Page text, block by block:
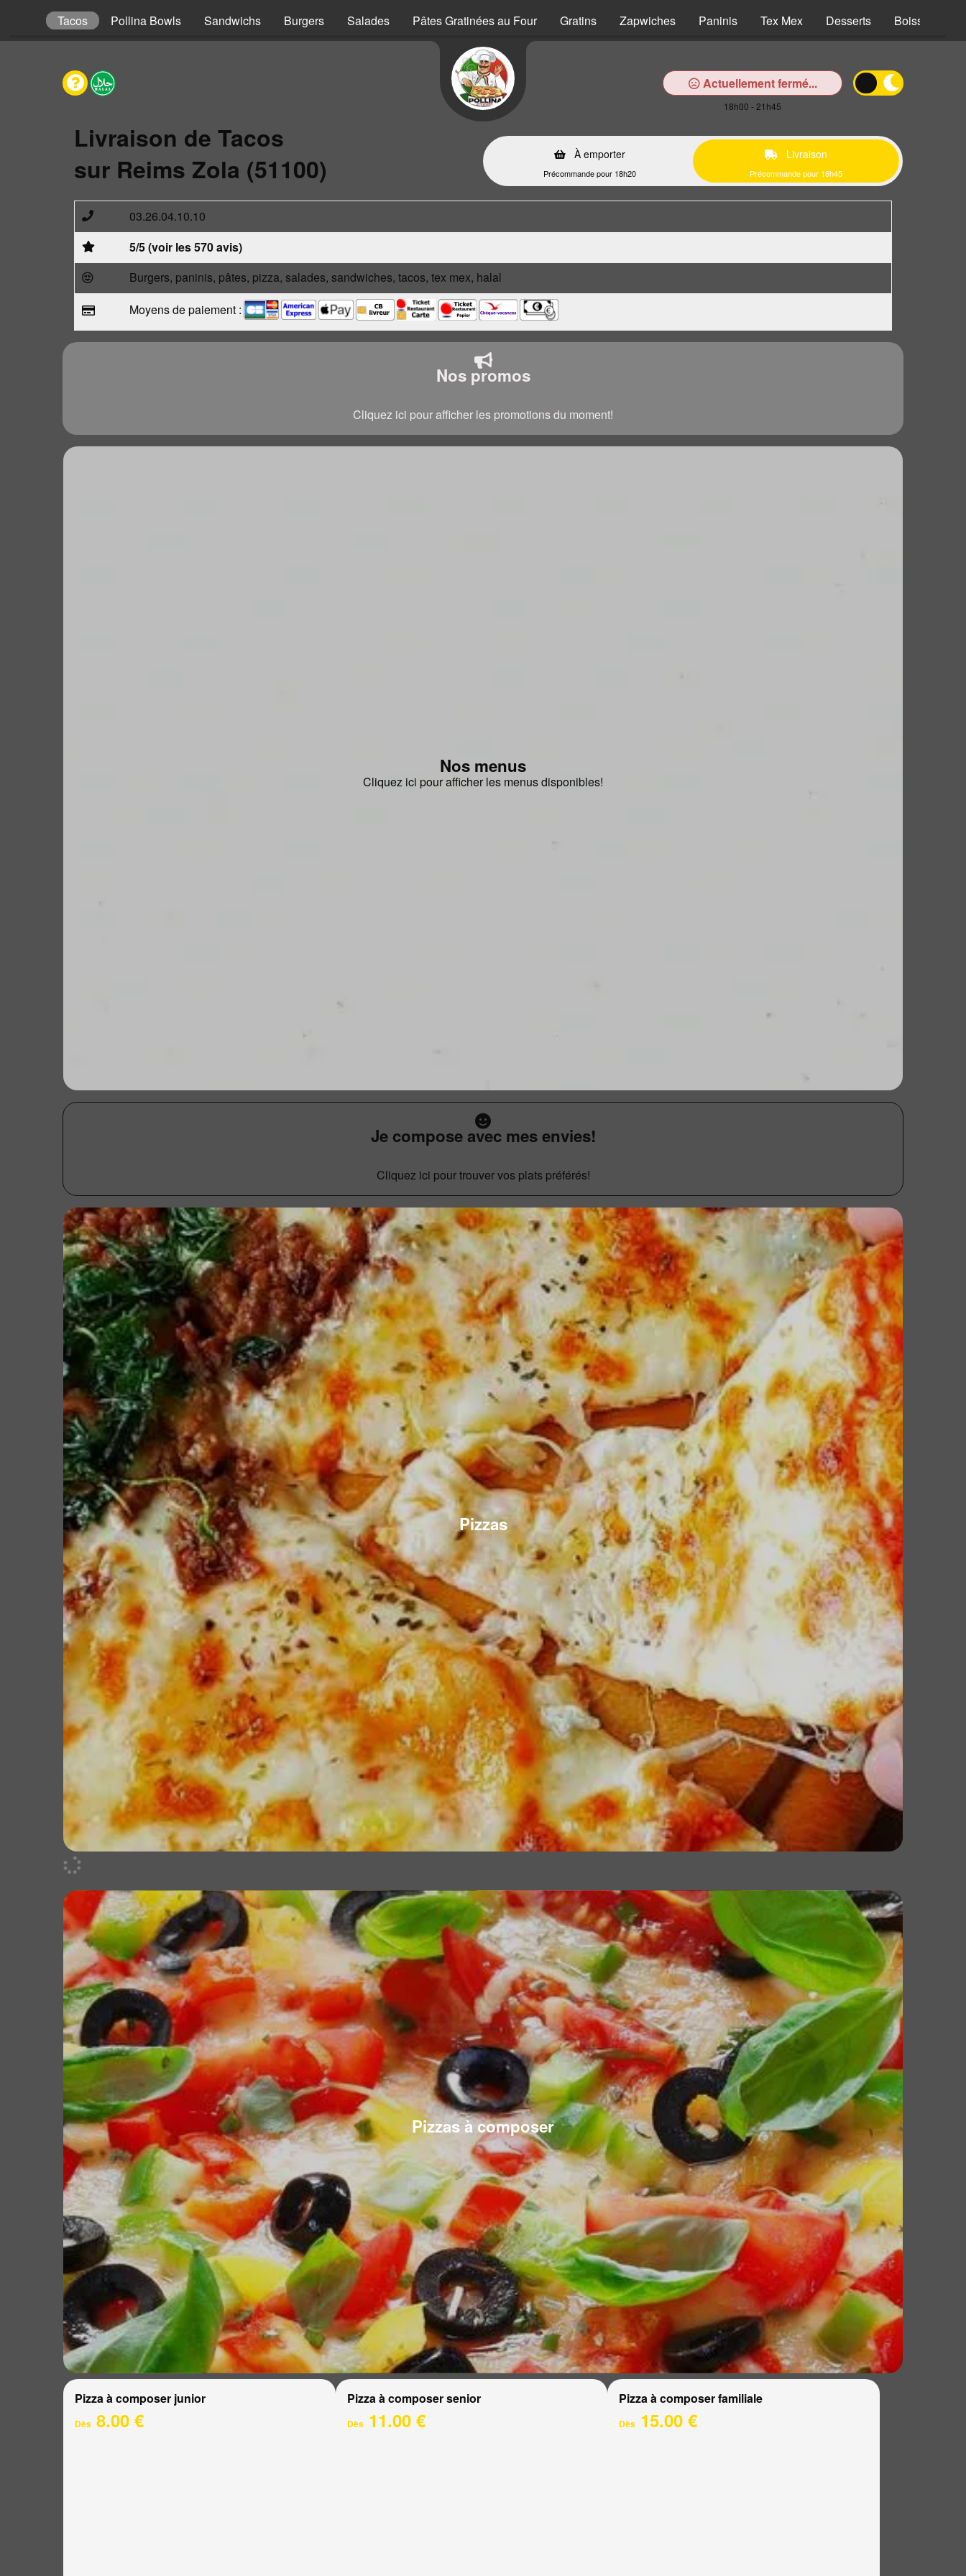
Tacos Pollina Bowls Sandwichs Burgers Salades Pâtes Gratinées au Four Gratins Zapwiches Paninis Tex Mex Desserts Boissons
Actuellement fermé...
18h00 - 21h45
Livraison de Tacos
sur Reims Zola (51100)
À emporter
Précommande pour 18h20
Livraison
Précommande pour 18h45
03.26.04.10.10
5/5 (voir les 570 avis)
Burgers, paninis, pâtes, pizza, salades, sandwiches, tacos, tex mex, halal
Moyens de paiement :
Nos promos
Cliquez ici pour afficher les promotions du moment!
Nos menus
Cliquez ici pour afficher les menus disponibles!
Je compose avec mes envies!
Cliquez ici pour trouver vos plats préférés!
Pizzas
Pizzas à composer
Pizza à composer junior
Dès 8.00 €
Pizza à composer senior
Dès11.00 €
Pizza à composer familiale
Dès 15.00 €